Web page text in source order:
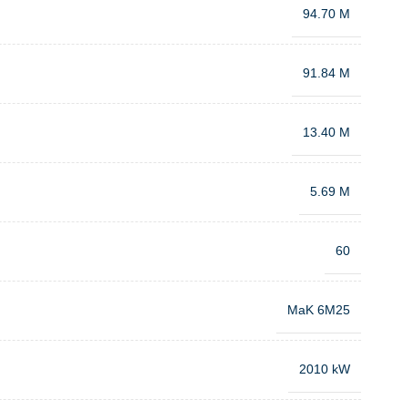
94.70 M
91.84 M
13.40 M
5.69 M
60
MaK 6M25
2010 kW